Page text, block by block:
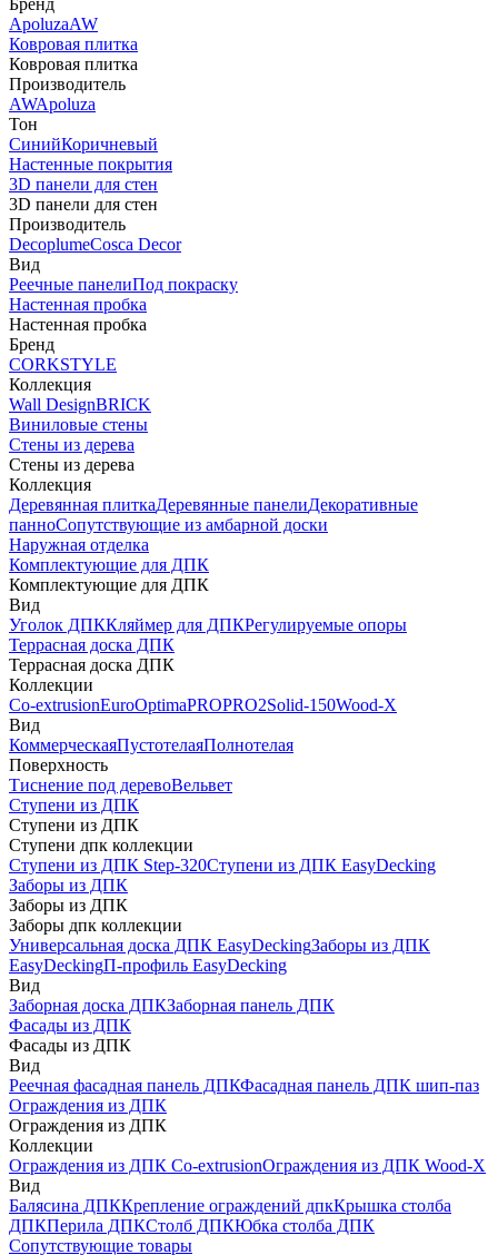
Бренд
ApoluzaAW
Ковровая плитка
Ковровая плитка
Производитель
AWApoluza
Тон
СинийКоричневый
Настенные покрытия
3D панели для стен
3D панели для стен
Производитель
DecoplumeCosca Decor
Вид
Реечные панелиПод покраску
Настенная пробка
Настенная пробка
Бренд
CORKSTYLE
Коллекция
Wall DesignBRICK
Виниловые стены
Стены из дерева
Стены из дерева
Коллекция
Деревянная плиткаДеревянные панелиДекоративные
панноСопутствующие из амбарной доски
Наружная отделка
Комплектующие для ДПК
Комплектующие для ДПК
Вид
Уголок ДПККляймер для ДПКРегулируемые опоры
Террасная доска ДПК
Террасная доска ДПК
Коллекции
Co-extrusionEuroOptimaPROPRO2Solid-150Wood-X
Вид
КоммерческаяПустотелаяПолнотелая
Поверхность
Тиснение под деревоВельвет
Ступени из ДПК
Ступени из ДПК
Ступени дпк коллекции
Ступени из ДПК Step-320Ступени из ДПК EasyDecking
Заборы из ДПК
Заборы из ДПК
Заборы дпк коллекции
Универсальная доска ДПК EasyDeckingЗаборы из ДПК
EasyDeckingП-профиль EasyDecking
Вид
Заборная доска ДПКЗаборная панель ДПК
Фасады из ДПК
Фасады из ДПК
Вид
Реечная фасадная панель ДПКФасадная панель ДПК шип-паз
Ограждения из ДПК
Ограждения из ДПК
Коллекции
Ограждения из ДПК Co-extrusionОграждения из ДПК Wood-X
Вид
Балясина ДПККрепление ограждений дпкКрышка столба
ДПКПерила ДПКСтолб ДПКЮбка столба ДПК
Сопутствующие товары